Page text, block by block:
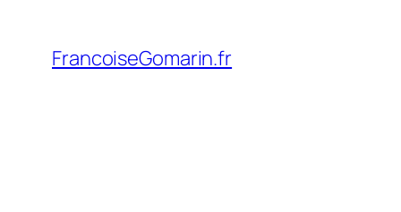
contenu
FrancoiseGomarin.fr